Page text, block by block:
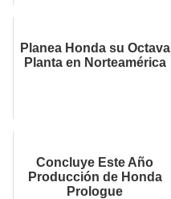
Planea Honda su Octava
Planta en Norteamérica
Concluye Este Año
Producción de Honda
Prologue